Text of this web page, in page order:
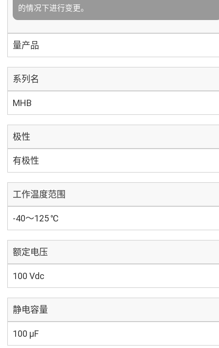
的情况下进行变更。
量产品
系列名
MHB
极性
有极性
工作温度范围
-40～125 ℃
额定电压
100 Vdc
静电容量
100 µF